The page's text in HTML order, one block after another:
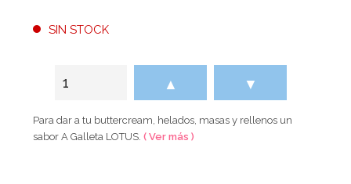
SIN STOCK
▲ ▼
Para dar a tu buttercream, helados, masas y rellenos un
sabor A Galleta LOTUS.( Ver más )